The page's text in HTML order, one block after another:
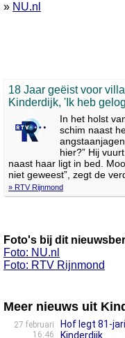
» NU.nl
18 Jaar geëist voor
Kinderdijk, 'Ik heb
In het holst
schim naast
hier?” Hij
naast haar ligt in bed.
niet geweest”, zegt de
» RTV Rijnmond
Foto's bij dit
Foto: NU.nl
Foto: RTV Rijnmond
Meer nieuws uit
27 februari
16:46
Hof legt 81-
Kinderdijk